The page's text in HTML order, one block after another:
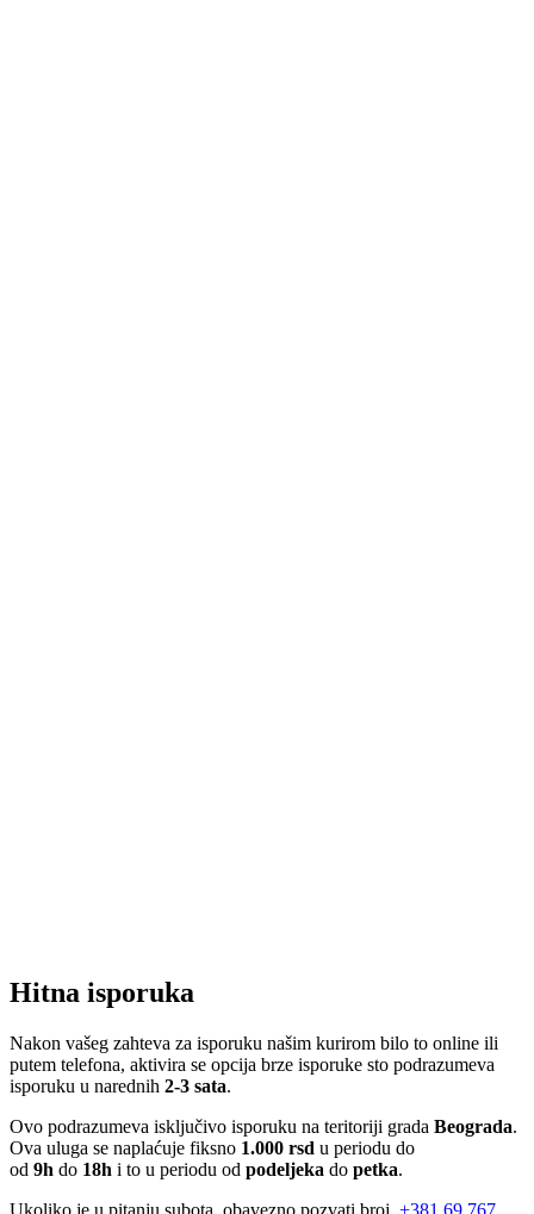
Hitna isporuka
Nakon vašeg zahteva za isporuku našim kurirom bilo to online ili
putem telefona, aktivira se opcija brze isporuke sto podrazumeva
isporuku u narednih 2-3 sata.
Ovo podrazumeva isključivo isporuku na teritoriji grada Beograda.
Ova uluga se naplaćuje fiksno 1.000 rsd u periodu do
od 9h do 18h i to u periodu od podeljeka do petka.